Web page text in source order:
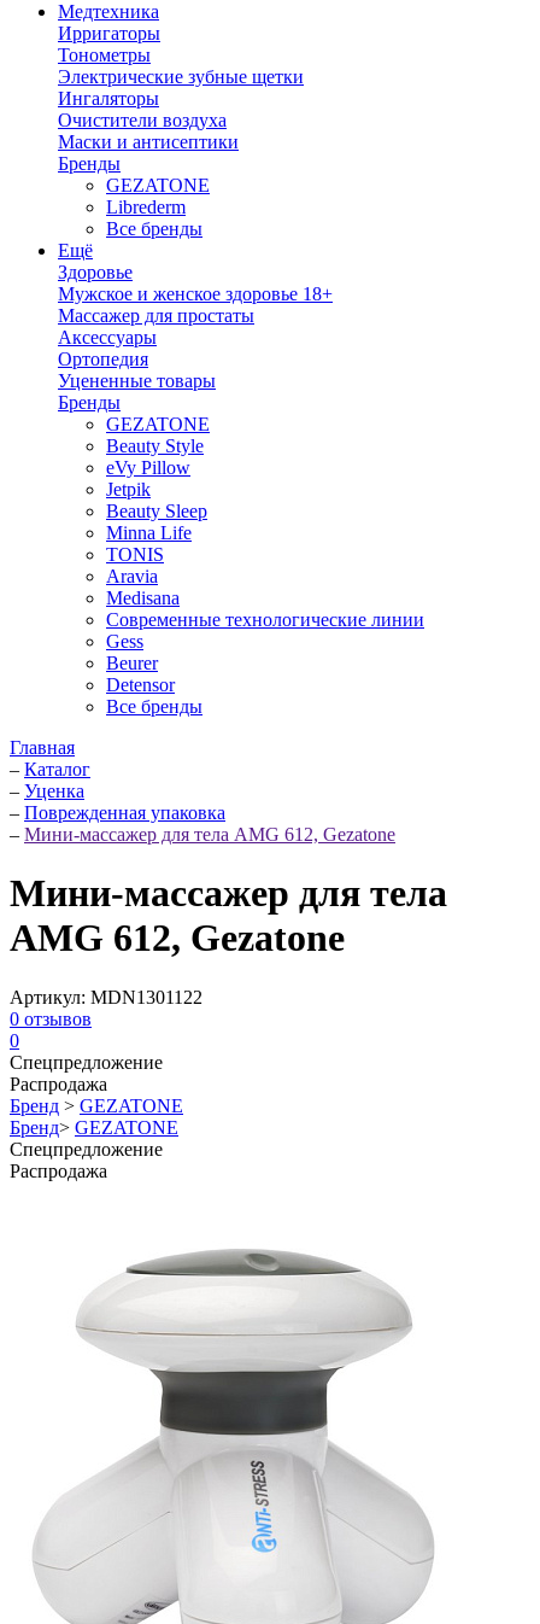
Медтехника
Ирригаторы
Тонометры
Электрические зубные щетки
Ингаляторы
Очистители воздуха
Маски и антисептики
Бренды
GEZATONE
Librederm
Все бренды
Ещё
Здоровье
Мужское и женское здоровье 18+
Массажер для простаты
Аксессуары
Ортопедия
Уцененные товары
Бренды
GEZATONE
Beauty Style
eVy Pillow
Jetpik
Beauty Sleep
Minna Life
TONIS
Aravia
Medisana
Современные технологические линии
Gess
Beurer
Detensor
Все бренды
Главная
– Каталог
– Уценка
– Поврежденная упаковка
– Мини-массажер для тела AMG 612, Gezatone
Мини-массажер для тела
AMG 612, Gezatone
Артикул: MDN1301122
0 отзывов
0
Спецпредложение
Распродажа
Бренд > GEZATONE
Бренд> GEZATONE
Спецпредложение
Распродажа